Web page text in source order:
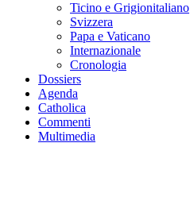
Ticino e Grigionitaliano
Svizzera
Papa e Vaticano
Internazionale
Cronologia
Dossiers
Agenda
Catholica
Commenti
Multimedia